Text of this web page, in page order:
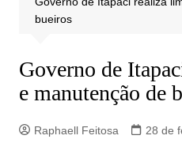
bueiros
Governo de
e manutenção de
Raphaell Feitosa
28 de